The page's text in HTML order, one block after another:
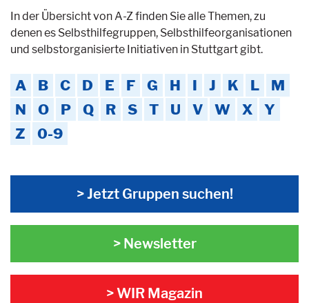
In der Übersicht von A-Z finden Sie alle Themen, zu
denen es Selbsthilfegruppen, Selbsthilfeorganisationen
und selbstorganisierte Initiativen in Stuttgart gibt.
A B C D E F G H I J K L
M
N
O P Q R S T U V W X
Y
Z
0-9
> Jetzt Gruppen suchen!
> Newsletter
> WIR Magazin